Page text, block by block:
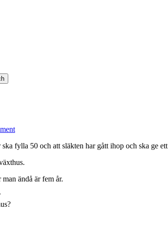
fylla 50 och att släkten har gått ihop och ska ge ett
ändå är fem år.